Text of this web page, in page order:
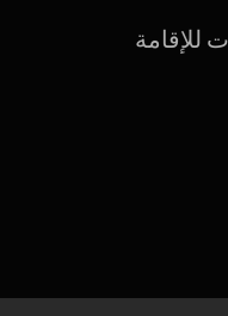
للإقامة